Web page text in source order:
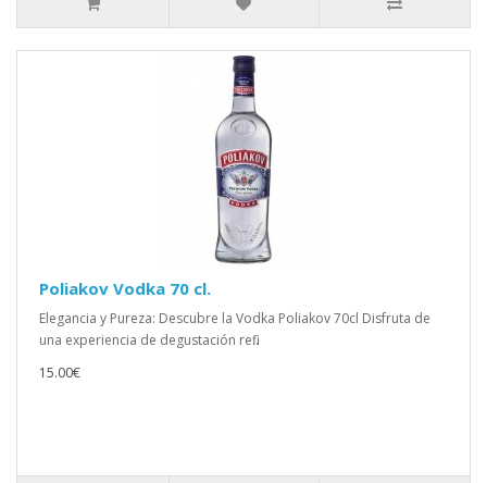
Poliakov Vodka 70 cl.
Elegancia y Pureza: Descubre la Vodka Poliakov 70cl Disfruta de
una experiencia de degustación refi..
15.00€